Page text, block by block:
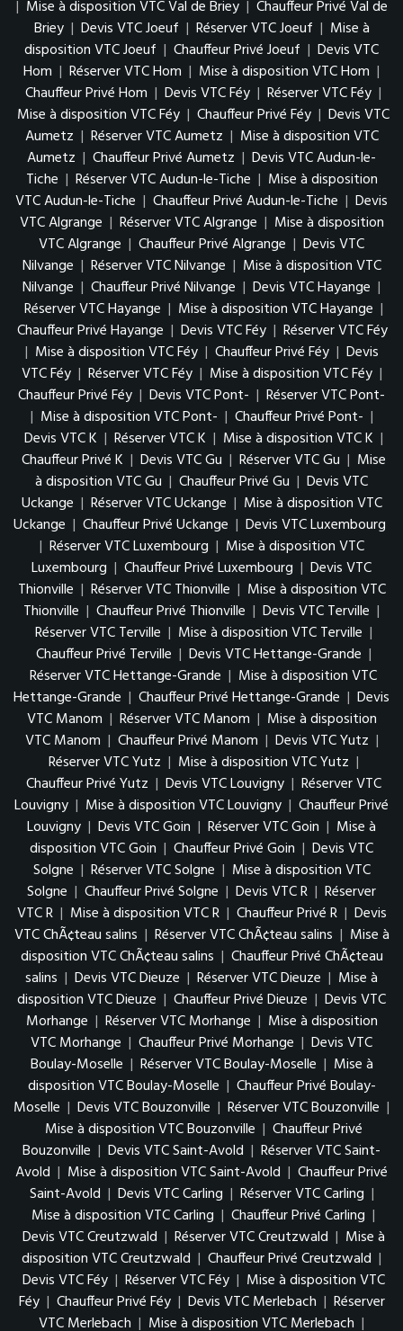
| Mise à disposition VTC Val de Briey | Chauffeur Privé Val de
Briey | Devis VTC Joeuf | Réserver VTC Joeuf | Mise à
disposition VTC Joeuf | Chauffeur Privé Joeuf | Devis VTC
Hom | Réserver VTC Hom | Mise à disposition VTC Hom |
Chauffeur Privé Hom | Devis VTC Féy | Réserver VTC Féy |
Mise à disposition VTC Féy | Chauffeur Privé Féy | Devis VTC
Aumetz | Réserver VTC Aumetz | Mise à disposition VTC
Aumetz | Chauffeur Privé Aumetz | Devis VTC Audun-le-
Tiche | Réserver VTC Audun-le-Tiche | Mise à disposition
VTC Audun-le-Tiche | Chauffeur Privé Audun-le-Tiche | Devis
VTC Algrange | Réserver VTC Algrange | Mise à disposition
VTC Algrange | Chauffeur Privé Algrange | Devis VTC
Nilvange | Réserver VTC Nilvange | Mise à disposition VTC
Nilvange | Chauffeur Privé Nilvange | Devis VTC Hayange |
Réserver VTC Hayange | Mise à disposition VTC Hayange |
Chauffeur Privé Hayange | Devis VTC Féy | Réserver VTC Féy
| Mise à disposition VTC Féy | Chauffeur Privé Féy | Devis
VTC Féy | Réserver VTC Féy | Mise à disposition VTC Féy |
Chauffeur Privé Féy | Devis VTC Pont- | Réserver VTC Pont-
| Mise à disposition VTC Pont- | Chauffeur Privé Pont- |
Devis VTC K | Réserver VTC K | Mise à disposition VTC K |
Chauffeur Privé K | Devis VTC Gu | Réserver VTC Gu | Mise
à disposition VTC Gu | Chauffeur Privé Gu | Devis VTC
Uckange | Réserver VTC Uckange | Mise à disposition VTC
Uckange | Chauffeur Privé Uckange | Devis VTC Luxembourg
| Réserver VTC Luxembourg | Mise à disposition VTC
Luxembourg | Chauffeur Privé Luxembourg | Devis VTC
Thionville | Réserver VTC Thionville | Mise à disposition VTC
Thionville | Chauffeur Privé Thionville | Devis VTC Terville |
Réserver VTC Terville | Mise à disposition VTC Terville |
Chauffeur Privé Terville | Devis VTC Hettange-Grande |
Réserver VTC Hettange-Grande | Mise à disposition VTC
Hettange-Grande | Chauffeur Privé Hettange-Grande | Devis
VTC Manom | Réserver VTC Manom | Mise à disposition
VTC Manom | Chauffeur Privé Manom | Devis VTC Yutz |
Réserver VTC Yutz | Mise à disposition VTC Yutz |
Chauffeur Privé Yutz | Devis VTC Louvigny | Réserver VTC
Louvigny | Mise à disposition VTC Louvigny | Chauffeur Privé
Louvigny | Devis VTC Goin | Réserver VTC Goin | Mise à
disposition VTC Goin | Chauffeur Privé Goin | Devis VTC
Solgne | Réserver VTC Solgne | Mise à disposition VTC
Solgne | Chauffeur Privé Solgne | Devis VTC R | Réserver
VTC R | Mise à disposition VTC R | Chauffeur Privé R | Devis
VTC ChÃ¢teau salins | Réserver VTC ChÃ¢teau salins | Mise à
disposition VTC ChÃ¢teau salins | Chauffeur Privé ChÃ¢teau
salins | Devis VTC Dieuze | Réserver VTC Dieuze | Mise à
disposition VTC Dieuze | Chauffeur Privé Dieuze | Devis VTC
Morhange | Réserver VTC Morhange | Mise à disposition
VTC Morhange | Chauffeur Privé Morhange | Devis VTC
Boulay-Moselle | Réserver VTC Boulay-Moselle | Mise à
disposition VTC Boulay-Moselle | Chauffeur Privé Boulay-
Moselle | Devis VTC Bouzonville | Réserver VTC Bouzonville |
Mise à disposition VTC Bouzonville | Chauffeur Privé
Bouzonville | Devis VTC Saint-Avold | Réserver VTC Saint-
Avold | Mise à disposition VTC Saint-Avold | Chauffeur Privé
Saint-Avold | Devis VTC Carling | Réserver VTC Carling |
Mise à disposition VTC Carling | Chauffeur Privé Carling |
Devis VTC Creutzwald | Réserver VTC Creutzwald | Mise à
disposition VTC Creutzwald | Chauffeur Privé Creutzwald |
Devis VTC Féy | Réserver VTC Féy | Mise à disposition VTC
Féy | Chauffeur Privé Féy | Devis VTC Merlebach | Réserver
VTC Merlebach | Mise à disposition VTC Merlebach |